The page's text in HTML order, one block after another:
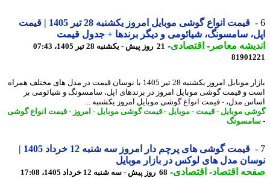
قیمت انواع گوشی موبایل امروز یکشنبه 28 تیر 1405 | قیمت
سامسونگ، شیائومی و دیگر برندها + جدول قیمت
معاصر-اقتصادی-21 روز پیش - یکشنبه 28 تیر 1405، 07:43
بازار موبایل امروز یکشنبه 28 تیر 1405 با نوسان قیمت در مدل های مختلف همراه
و قیمت گوشی موبایل امروز در برندهای اپل، سامسونگ و شیائومی بر
مدل، - قیمت انواع گوشی موبایل امروز یکشنبه ...
موبایل-قیمت-موبایل-قیمت گوشی موبایل-امروز- قیمت انواع گوشی
قیمت گوشی های پرچم دار امروز سه شنبه 12 خرداد 1405 |
مدل های لوکس در بازار موبایل
اقتصاد-اقتصادی-68 روز پیش - سه شنبه 12 خرداد 1405، 17:08